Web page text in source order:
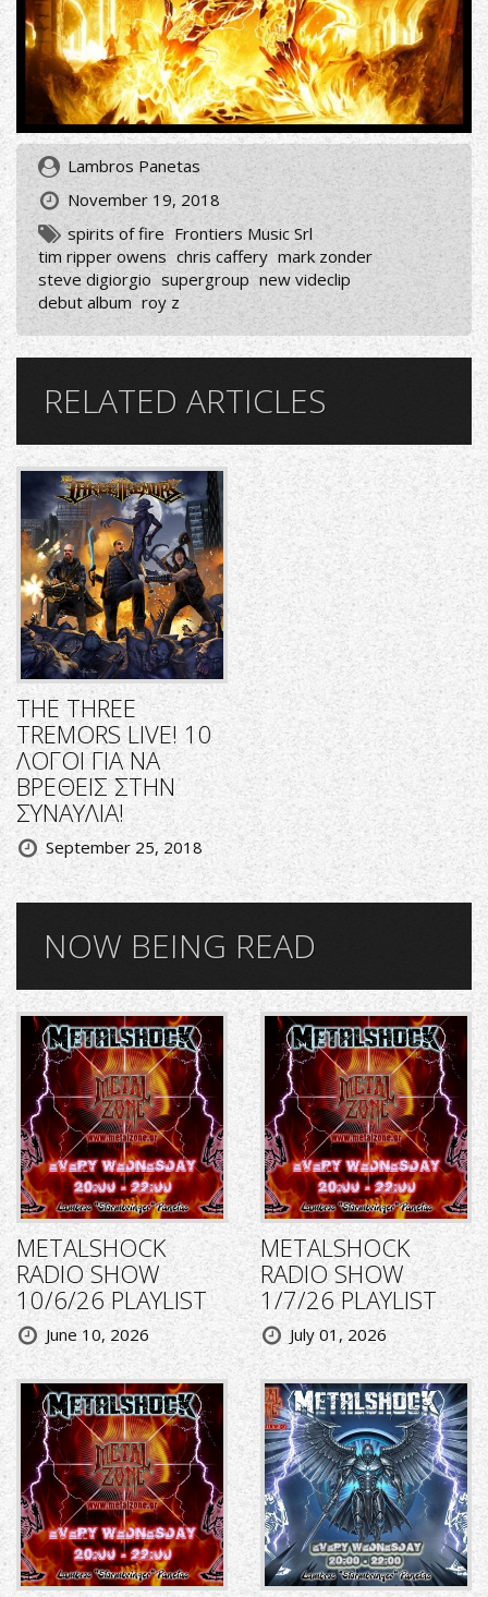
Lambros Panetas
November 19, 2018
spirits of fire Frontiers Music Srl
tim ripper owens chris caffery mark zonder
steve digiorgio supergroup new videclip
debut album roy z
RELATED ARTICLES
THE THREE
TREMORS LIVE! 10
ΛΟΓΟΙ ΓΙΑ ΝΑ
ΒΡΕΘΕΙΣ ΣΤΗΝ
ΣΥΝΑΥΛΙΑ!
September 25, 2018
NOW BEING READ
METALSHOCK
RADIO SHOW
10/6/26 PLAYLIST
June 10, 2026
METALSHOCK
RADIO SHOW
1/7/26 PLAYLIST
July 01, 2026